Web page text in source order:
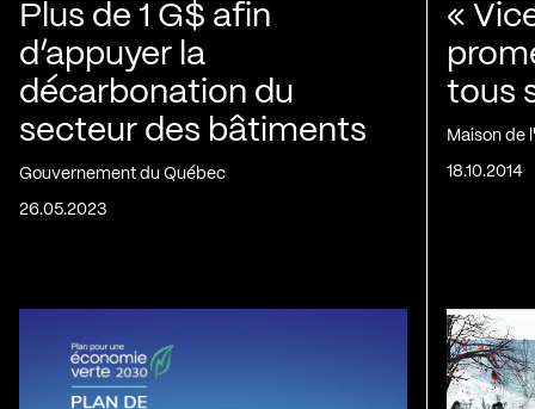
Plus de 1 G$ afin
d’appuyer la
décarbonation du
secteur des bâtiments
Gouvernement du Québec
26.05.2023
«
tous
Maison de
18.10.2014